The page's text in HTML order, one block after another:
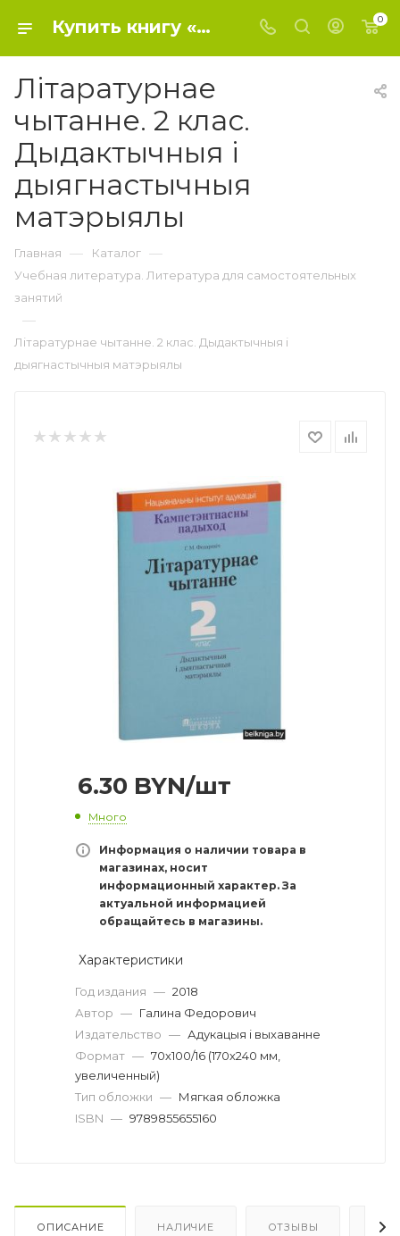
Купить книгу «Літаратурнае чытанне. 2 клас. Дыдактычныя і дыягнастычныя матэрыялы» 2018, Галина Федорович - Учебная литература. Литература для самостоятельных занятий 0
Літаратурнае
чытанне. 2 клас.
Дыдактычныя і
дыягнастычныя
матэрыялы
Главная — Каталог —
Учебная литература. Литература для самостоятельных
занятий
—
Літаратурнае чытанне. 2 клас. Дыдактычныя і
дыягнастычныя матэрыялы
6.30 BYN/шт
Много
Информация о наличии товара в
магазинах, носит
информационный характер. За
актуальной информацией
обращайтесь в магазины.
Характеристики
Год издания — 2018
Автор — Галина Федорович
Издательство — Адукацыя i выхаванне
Формат — 70х100/16 (170х240 мм,
увеличенный)
Тип обложки — Мягкая обложка
ISBN — 9789855655160
ОПИСАНИЕ НАЛИЧИЕ ОТЗЫВЫ